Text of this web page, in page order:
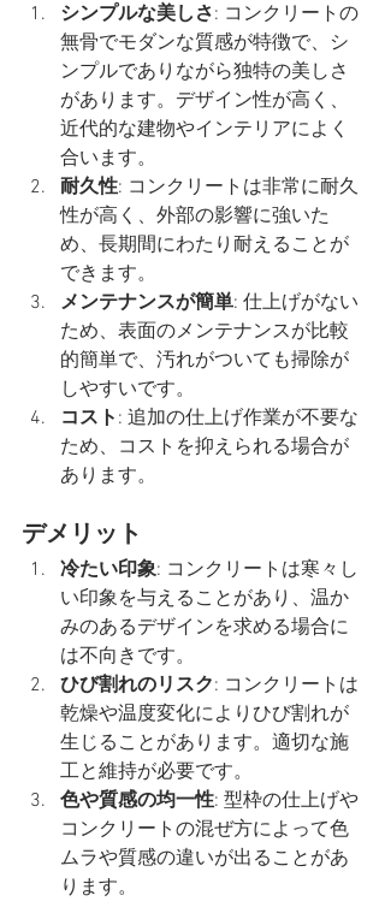
シンプルな美しさ: コンクリートの
無骨でモダンな質感が特徴で、シ
ンプルでありながら独特の美しさ
があります。デザイン性が高く、
近代的な建物やインテリアによく
合います。
耐久性: コンクリートは非常に耐久
性が高く、外部の影響に強いた
め、長期間にわたり耐えることが
できます。
メンテナンスが簡単: 仕上げがない
ため、表面のメンテナンスが比較
的簡単で、汚れがついても掃除が
しやすいです。
コスト : 追加の仕上げ作業が不要な
ため、コストを抑えられる場合が
あります。
デメリット
冷たい印象: コンクリートは寒々し
い印象を与えることがあり、温か
みのあるデザインを求める場合に
は不向きです。
ひび割れのリスク: コンクリートは
乾燥や温度変化によりひび割れが
生じることがあります。適切な施
工と維持が必要です。
色や質感の均一性: 型枠の仕上げや
コンクリートの混ぜ方によって色
ムラや質感の違いが出ることがあ
ります。